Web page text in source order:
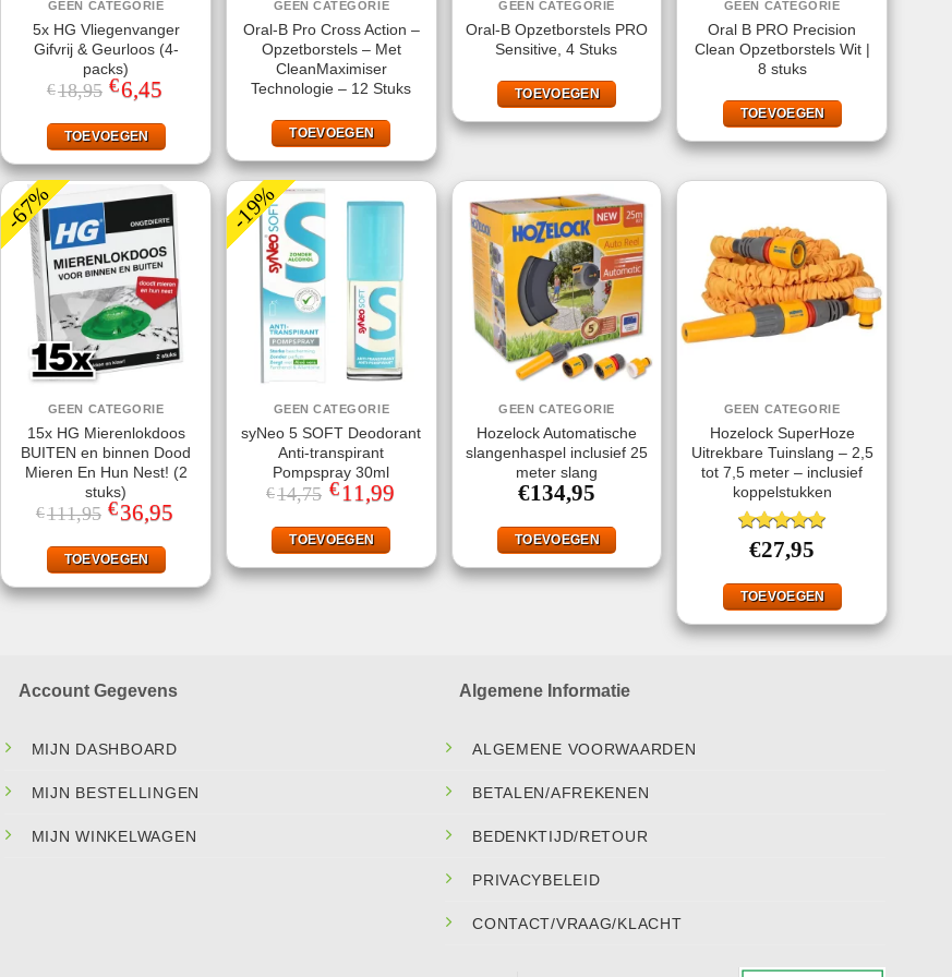
GEEN CATEGORIE
5x HG Vliegenvanger
Gifvrij & Geurloos (4-
packs)
€18,95 Oorspronkelijke
prijs
€18,95.
€6,45
€6,45.
TOEVOEGEN
GEEN CATEGORIE
Oral-B Pro Cross Action –
Opzetborstels – Met
CleanMaximiser
Technologie – 12 Stuks
TOEVOEGEN
GEEN CATEGORIE
Oral-B Opzetborstels PRO
Sensitive, 4 Stuks
TOEVOEGEN
GEEN CATEGORIE
Oral B PRO Precision
Clean Opzetborstels Wit |
8 stuks
TOEVOEGEN
-67%
GEEN CATEGORIE
15x HG Mierenlokdoos
BUITEN en binnen Dood
Mieren En Hun Nest! (2
stuks)
€111,95 Oorspronkelijke
prijs
€111,95.
€36,95
TOEVOEGEN
-19%
GEEN CATEGORIE
syNeo 5 SOFT Deodorant
Anti-transpirant
Pompspray 30ml
€14,75 Oorspronkelijke
prijs
€14,75.
€ 11,99Huidige
TOEVOEGEN
GEEN CATEGORIE
Hozelock Automatische
slangenhaspel inclusief 25
meter slang
€134,95
TOEVOEGEN
GEEN CATEGORIE
Hozelock SuperHoze
Uitrekbare Tuinslang – 2,5
tot 7,5 meter – inclusief
koppelstukken
Gewaardeerd
5.00uit 5
€27,95
TOEVOEGEN
Account Gegevens
MIJN DASHBOARD
MIJN BESTELLINGEN
MIJN WINKELWAGEN
Algemene Informatie
ALGEMENE VOORWAARDEN
BETALEN/AFREKENEN
BEDENKTIJD/RETOUR
PRIVACYBELEID
CONTACT/VRAAG/KLACHT